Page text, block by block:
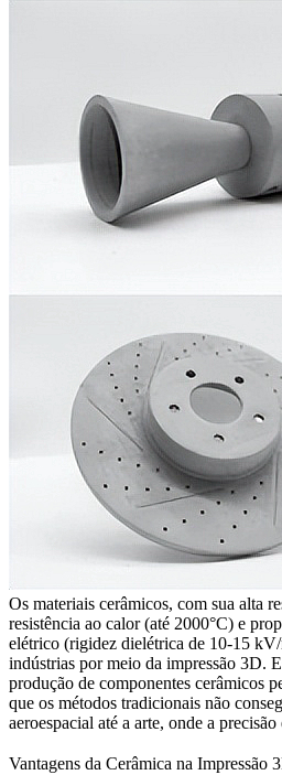
Os materiais cerâmicos, com sua alta
resistência ao calor (até 2000°C) e
elétrico (rigidez dielétrica de 10-15
indústrias por meio da impressão 3D.
produção de componentes cerâmicos
que os métodos tradicionais não
aeroespacial até a arte, onde a
Vantagens da Cerâmica na Impressão